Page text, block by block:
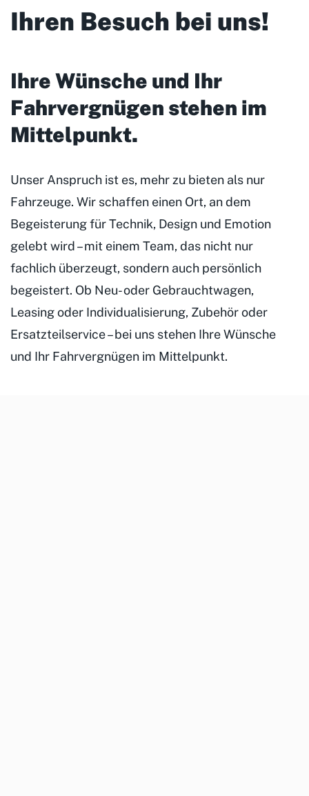
Ihren Besuch bei uns!
Ihre Wünsche und Ihr
Fahrvergnügen stehen im
Mittelpunkt.
Unser Anspruch ist es, mehr zu bieten als nur
Fahrzeuge. Wir schaffen einen Ort, an dem
Begeisterung für Technik, Design und Emotion
gelebt wird – mit einem Team, das nicht nur
fachlich überzeugt, sondern auch persönlich
begeistert. Ob Neu- oder Gebrauchtwagen,
Leasing oder Individualisierung, Zubehör oder
Ersatzteilservice – bei uns stehen Ihre Wünsche
und Ihr Fahrvergnügen im Mittelpunkt.